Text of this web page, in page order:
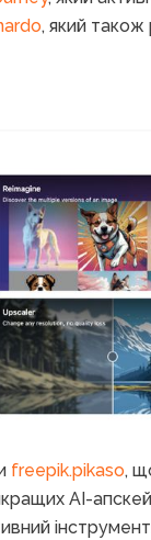
, який також
freepik.pikaso,
AI-